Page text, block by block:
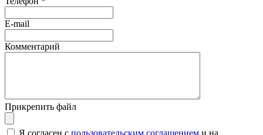
E-mail
Комментарий
Прикрепить файл
Я согласен с пользовательским соглашением и на